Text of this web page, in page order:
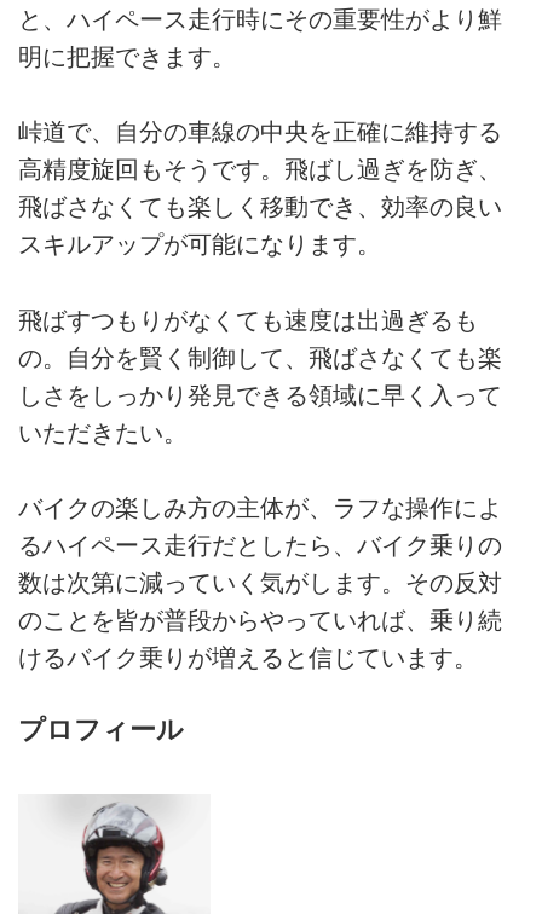
と、ハイペース走行時にその重要性がより鮮
明に把握できます。
峠道で、自分の車線の中央を正確に維持する
高精度旋回もそうです。飛ばし過ぎを防ぎ、
飛ばさなくても楽しく移動でき、効率の良い
スキルアップが可能になります。
飛ばすつもりがなくても速度は出過ぎるも
の。自分を賢く制御して、飛ばさなくても楽
しさをしっかり発見できる領域に早く入って
いただきたい。
バイクの楽しみ方の主体が、ラフな操作によ
るハイペース走行だとしたら、バイク乗りの
数は次第に減っていく気がします。その反対
のことを皆が普段からやっていれば、乗り続
けるバイク乗りが増えると信じています。
プロフィール